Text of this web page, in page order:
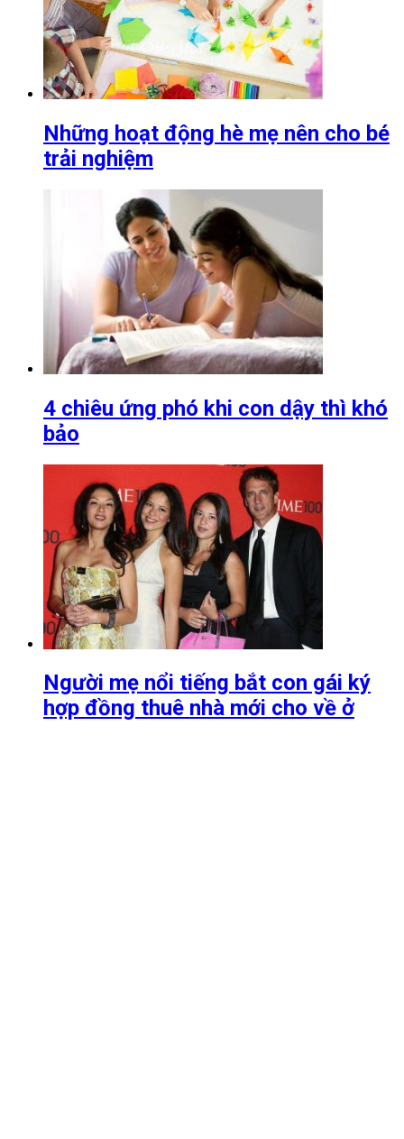
Những hoạt động hè mẹ nên cho bé
trải nghiệm
4 chiêu ứng phó khi con dậy thì khó
bảo
Người mẹ nổi tiếng bắt con gái ký
hợp đồng thuê nhà mới cho về ở